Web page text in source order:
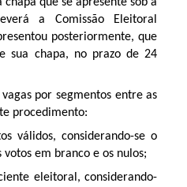
a Comissão Eleitoral
posteriormente, que
sua chapa, no prazo de 24
por segmentos entre as
procedimento:
válidos, considerando-se o
em branco e os nulos;
eleitoral, considerando-